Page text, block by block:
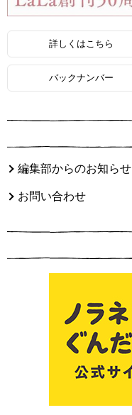
詳しくはこちら
バックナンバー
編集部からのお知らせ
お問い合わせ